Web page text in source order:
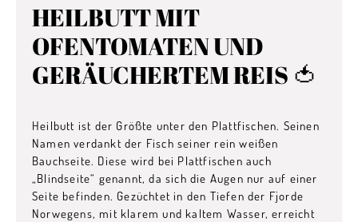
HEILBUTT MIT
OFENTOMATEN UND
GERÄUCHERTEM REIS 🍅
Heilbutt ist der Größte unter den Plattfischen. Seinen
Namen verdankt der Fisch seiner rein weißen
Bauchseite. Diese wird bei Plattfischen auch
„Blindseite“ genannt, da sich die Augen nur auf einer
Seite befinden. Gezüchtet in den Tiefen der Fjorde
Norwegens, mit klarem und kaltem Wasser, erreicht